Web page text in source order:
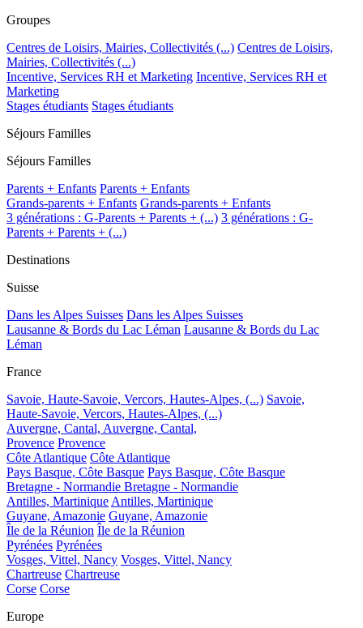
Groupes
Centres de Loisirs, Mairies, Collectivités (...) Centres de Loisirs,
Mairies, Collectivités (...)
Incentive, Services RH et Marketing Incentive, Services RH et
Marketing
Stages étudiants Stages étudiants
Séjours Familles
Séjours Familles
Parents + Enfants Parents + Enfants
Grands-parents + Enfants Grands-parents + Enfants
3 générations : G-Parents + Parents + (...) 3 générations : G-
Parents + Parents + (...)
Destinations
Suisse
Dans les Alpes Suisses Dans les Alpes Suisses
Lausanne & Bords du Lac Léman Lausanne & Bords du Lac
Léman
France
Savoie, Haute-Savoie, Vercors, Hautes-Alpes, (...) Savoie,
Haute-Savoie, Vercors, Hautes-Alpes, (...)
Auvergne, Cantal, Auvergne, Cantal,
Provence Provence
Côte Atlantique Côte Atlantique
Pays Basque, Côte Basque Pays Basque, Côte Basque
Bretagne - Normandie Bretagne - Normandie
Antilles, Martinique Antilles, Martinique
Guyane, Amazonie Guyane, Amazonie
Île de la Réunion Île de la Réunion
Pyrénées Pyrénées
Vosges, Vittel, Nancy Vosges, Vittel, Nancy
Chartreuse Chartreuse
Corse Corse
Europe